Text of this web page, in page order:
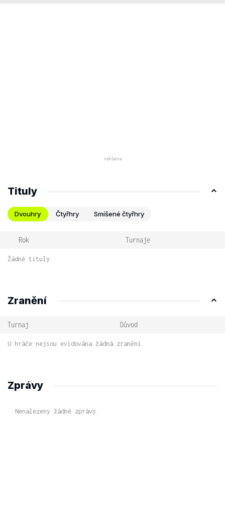
Tituly
Dvouhry Čtyřhry Smíšené čtyřhry
Rok Turnaje
Žádné tituly
Zranění
Turnaj Důvod
U hráče nejsou evidována žádná zranění.
Zprávy
Nenalezeny žádné zprávy.